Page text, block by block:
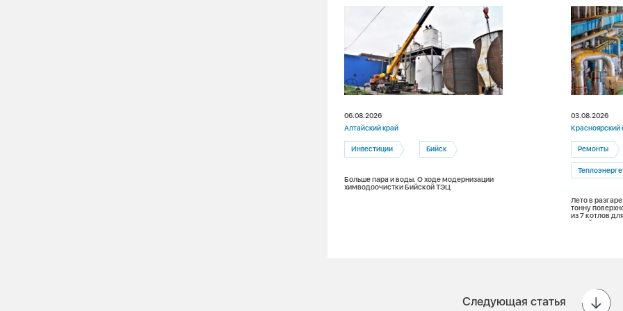
06.08.2026
Алтайский край
Инвестиции Бийск
Больше пара и воды. О ходе модернизации
химводоочистки Бийской ТЭЦ
03.08.2026
Красноярский
Ремонты
Лето в
тонну
из 7 котлов
зимой
Следующая статья